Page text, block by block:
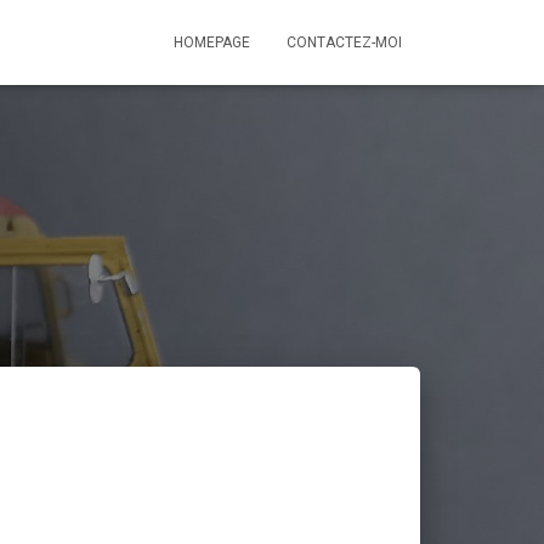
HOMEPAGE CONTACTEZ-MOI